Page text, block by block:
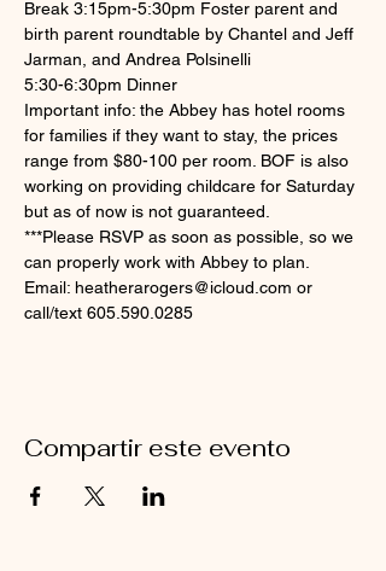
Break 3:15pm-5:30pm Foster parent and
birth parent roundtable by Chantel and Jeff
Jarman, and Andrea Polsinelli
5:30-6:30pm Dinner
Important info: the Abbey has hotel rooms
for families if they want to stay, the prices
range from $80-100 per room. BOF is also
working on providing childcare for Saturday
but as of now is not guaranteed.
***Please RSVP as soon as possible, so we
can properly work with Abbey to plan.
Email: heatherarogers@icloud.com or
call/text 605.590.0285
Compartir este evento